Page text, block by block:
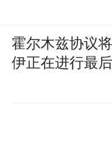
霍尔木兹协议
伊正在进行最